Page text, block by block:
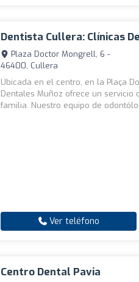
Dentista Cullera: Clínicas
Plaza Doctor Mongrell, 6 -
46400, Cullera
Ubicada en el centro, en la Plaça
Dentales Muñoz ofrece un
familia. Nuestro equipo de
Ver teléfono
Centro Dental Pavia